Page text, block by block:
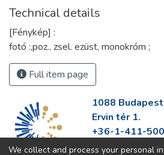
Technical details
[Fénykép] :
fotó :,poz., zsel. ezüst, monokróm ;
Full item page
1088
Ervin tér 1.
+36-1-411-
info@fszek.hu
We collect and process your personal